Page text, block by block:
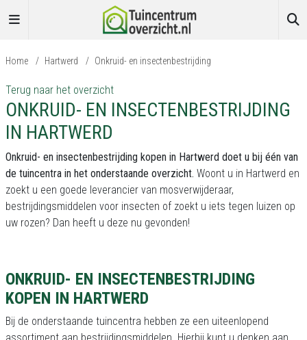
Home / Hartwerd / Onkruid- en insectenbestrijding
Terug naar het overzicht
ONKRUID- EN INSECTENBESTRIJDING
IN HARTWERD
Onkruid- en insectenbestrijding kopen in Hartwerd doet u bij één van
de tuincentra in het onderstaande overzicht. Woont u in Hartwerd en
zoekt u een goede leverancier van mosverwijderaar,
bestrijdingsmiddelen voor insecten of zoekt u iets tegen luizen op
uw rozen? Dan heeft u deze nu gevonden!
ONKRUID- EN INSECTENBESTRIJDING
KOPEN IN HARTWERD
Bij de onderstaande tuincentra hebben ze een uiteenlopend